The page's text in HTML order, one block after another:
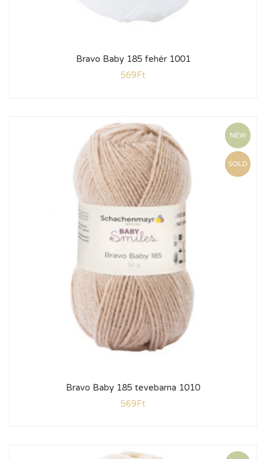
Bravo Baby 185 fehér 1001
569Ft
NEW
SOLD
Bravo Baby 185 tevebarna 1010
569Ft